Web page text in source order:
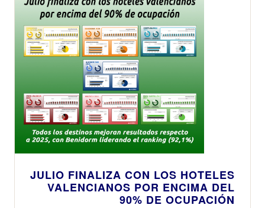
JULIO FINALIZA CON LOS HOTELES
VALENCIANOS POR ENCIMA DEL
90% DE OCUPACIÓN